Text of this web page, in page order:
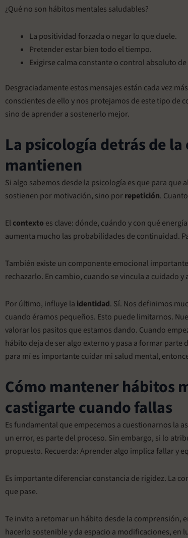
¿Qué no son hábitos mentales saludables?
La positividad forzada o negar lo que duele.
Pretender estar bien todo el tiempo.
Exigirse calma constante o control absoluto
Desgraciadamente estos mensajes están cada vez
conscientes de ello y nos protejamos de este tipo de
sino de aprender a sostenerlo mejor.
La psicología detrás de
mantienen
Si algo sabemos desde la psicología es que para
sostienen por motivación, sino porrepetición.
El contexto es clave: dónde, cuándo y con qué
aumenta mucho las probabilidades de continuidad.
También existe un componente emocional
rechazarlo. En cambio, cuando se vincula a cuidado y
Por último, influye la identidad. Sí. Nos definimos
cuando éramos pequeños. Esto puede limitarnos.
valorar los pasitos que estamos dando. Cuando
hábito deja de ser algo externo y pasa a formar parte
para mí es importante cuidar mi salud mental,
Cómo mantener hábitos
castigarte cuando fallas
Es fundamental que empecemos a cuestionarnos la
un error, es parte del proceso. Sin embargo, si lo
propuesto. Recuerda: Aprender algo implica fallar y
Es importante diferenciar constancia de rigidez. La
que pase.
Te invito a retomar un hábito desde la comprensión,
hacerlo sostenible y da espacio a modificaciones, en